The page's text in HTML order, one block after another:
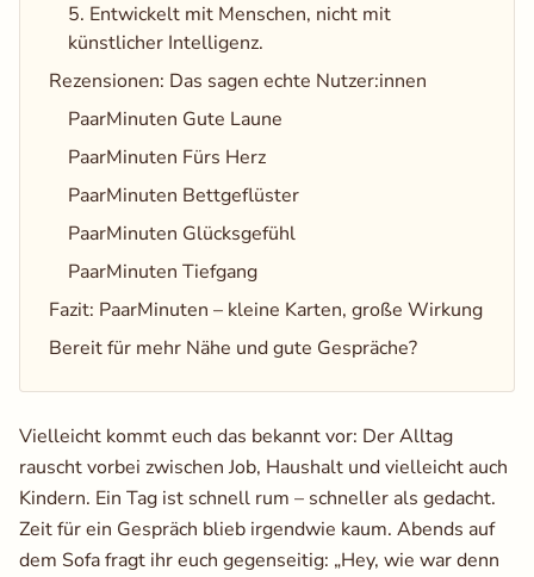
5. Entwickelt mit Menschen, nicht mit
künstlicher Intelligenz.
​Rezensionen: Das sagen echte Nutzer:innen
PaarMinuten Gute Laune
PaarMinuten Fürs Herz
PaarMinuten Bettgeflüster
PaarMinuten Glücksgefühl
PaarMinuten Tiefgang
Fazit: PaarMinuten – kleine Karten, große Wirkung
Bereit für mehr Nähe und gute Gespräche?
Vielleicht kommt euch das bekannt vor: Der Alltag
rauscht vorbei zwischen Job, Haushalt und vielleicht auch
Kindern. Ein Tag ist schnell rum – schneller als gedacht.
Zeit für ein Gespräch blieb irgendwie kaum. Abends auf
dem Sofa fragt ihr euch gegenseitig: ​„Hey, wie war denn